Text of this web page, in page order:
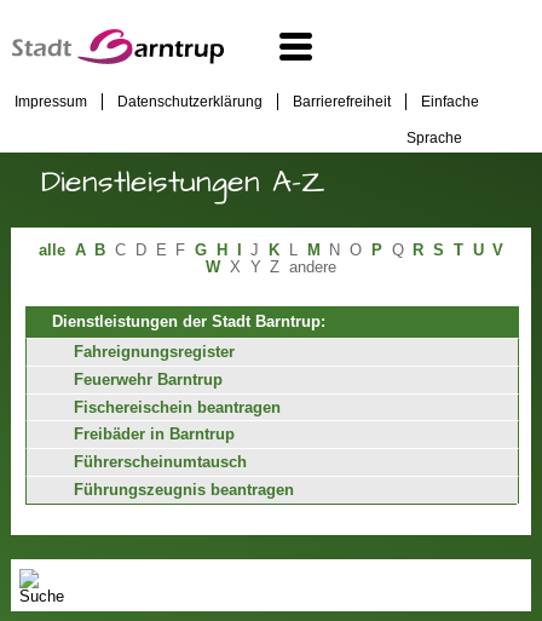
Impressum Datenschutzerklärung Barrierefreiheit Einfache
Sprache
Dienstleistungen A-Z
alle A B C D E F G H J K L M N O P Q R S T U V
W X Y Z andere
Dienstleistungen der Stadt Barntrup:
Fahreignungsregister
Feuerwehr Barntrup
Fischereischein beantragen
Freibäder in Barntrup
Führerscheinumtausch
Führungszeugnis beantragen